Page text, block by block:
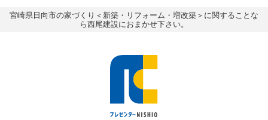
宮崎県日向市の家づくり＜新築・リフォーム・増改築＞に関することな
ら西尾建設におまかせ下さい。